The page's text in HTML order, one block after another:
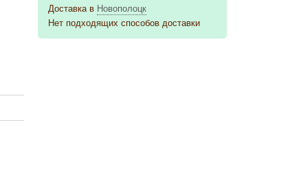
Доставка в Новополоцк
Нет подходящих способов доставки